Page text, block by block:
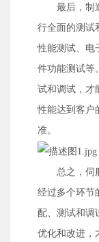
最后，制造
行全面的测试
性能测试、电
件功能测试等
试和调试，才
性能达到客户
准。
总之，伺服
经过多个环节
配、测试和调
优化和改进，